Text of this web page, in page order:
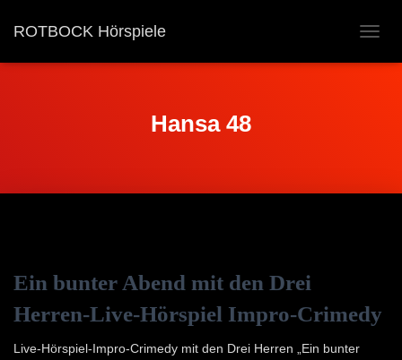
ROTBOCK Hörspiele
Hansa 48
Ein bunter Abend mit den Drei
Herren-Live-Hörspiel Impro-Crimedy
Live-Hörspiel-Impro-Crimedy mit den Drei Herren „Ein bunter